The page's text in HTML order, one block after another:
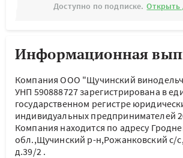
Доступно по подписке. Открыть
Информационная
Компания ООО "Щучинский
УНП 590888727 зарегистрирована в
государственном регистре
индивидуальных предпринимателей
Компания находится по адресу
обл.,Щучинский р-н,Рожанковский с/
д.39/2.